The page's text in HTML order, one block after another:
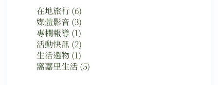
在地旅行 (6)
媒體影音 (3)
專欄報導 (1)
活動快訊 (2)
生活選物 (1)
窩嘉里生活 (5)